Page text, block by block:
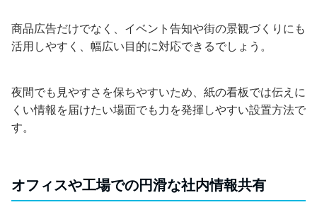
商品広告だけでなく、イベント告知や街の景観づくりにも
活用しやすく、幅広い目的に対応できるでしょう。
夜間でも見やすさを保ちやすいため、紙の看板では伝えに
くい情報を届けたい場面でも力を発揮しやすい設置方法で
す。
オフィスや工場での円滑な社内情報共有